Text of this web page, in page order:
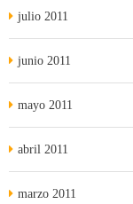
julio 2011
junio 2011
mayo 2011
abril 2011
marzo 2011